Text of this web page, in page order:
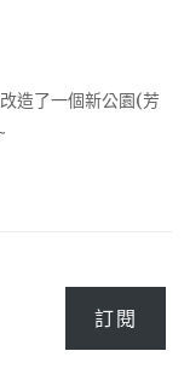
造了一個新公園(芳
訂閱